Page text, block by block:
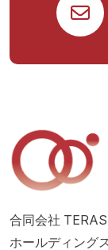
合同会社
ホールディング